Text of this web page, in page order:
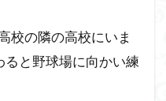
校の隣の高校にいま
ると野球場に向かい練